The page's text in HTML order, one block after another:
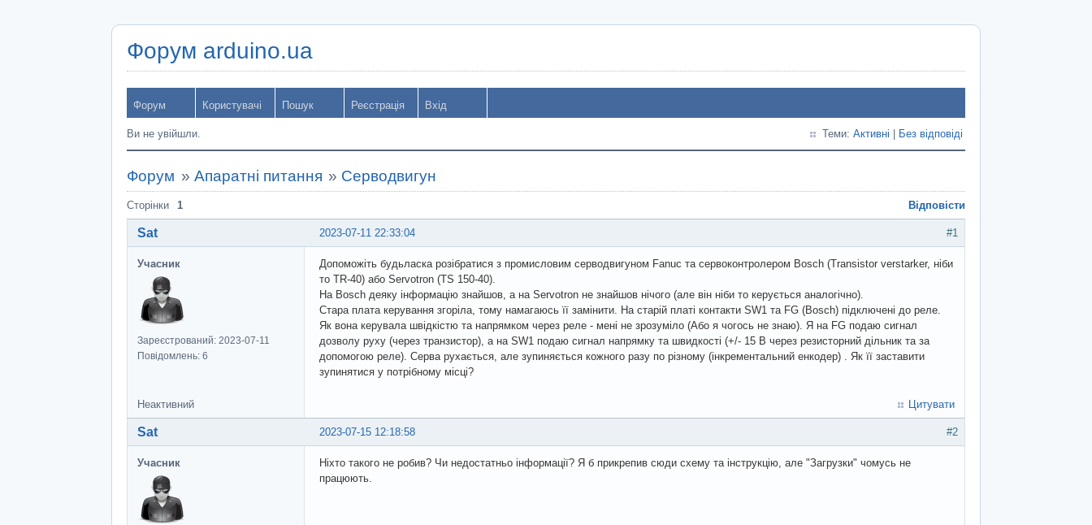
Форум arduino.ua
Форум Користувачі Пошук Реєстрація Вхід
Ви не увійшли. Теми: Активні Без відповіді
Форум » Апаратні питання » Серводвигун
Сторінки 1 Відповісти
#1
2023-07-11 22:33:04
Sat
Учасник
Зареєстрований: 2023-07-11
Повідомлень: 6
Допоможіть будьласка розібратися з промисловим серводвигуном Fanuc та сервоконтролером Bosch (Transistor verstarker, ніби
то TR-40) або Servotron (TS 150-40).
На Bosch деяку інформацію знайшов, а на Servotron не знайшов нічого (але він ніби то керується аналогічно).
Стара плата керування згоріла, тому намагаюсь її замінити. На старій платі контакти SW1 та FG (Bosch) підключені до реле.
Як вона керувала швідкістю та напрямком через реле - мені не зрозуміло (Або я чогось не знаю). Я на FG подаю сигнал
дозволу руху (через транзистор), а на SW1 подаю сигнал напрямку та швидкості (+/- 15 В через резисторний дільник та за
допомогою реле). Серва рухається, але зупиняється кожного разу по різному (інкрементальний енкодер) . Як її заставити
зупинятися у потрібному місці?
Неактивний Цитувати
#2
2023-07-15 12:18:58
Sat
Учасник
Ніхто такого не робив? Чи недостатньо інформації? Я б прикрепив сюди схему та інструкцію, але "Загрузки" чомусь не
працюють.